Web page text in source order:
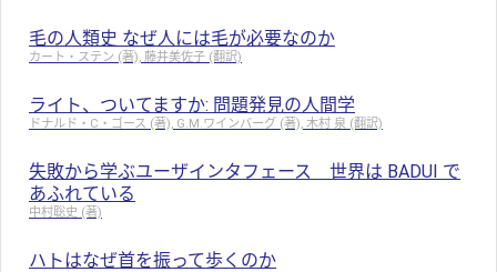
毛の人類史 なぜ人には毛が必要なのか
カート・ステン (著), 藤井美佐子 (翻訳)
ライト、ついてますか: 問題発見の人間学
ドナルド・C・ゴース (著), G.M.ワインバーグ (著), 木村 泉 (翻訳)
失敗から学ぶユーザインタフェース 世界は BADUI で
あふれている
中村聡史 (著)
ハトはなぜ首を振って歩くのか